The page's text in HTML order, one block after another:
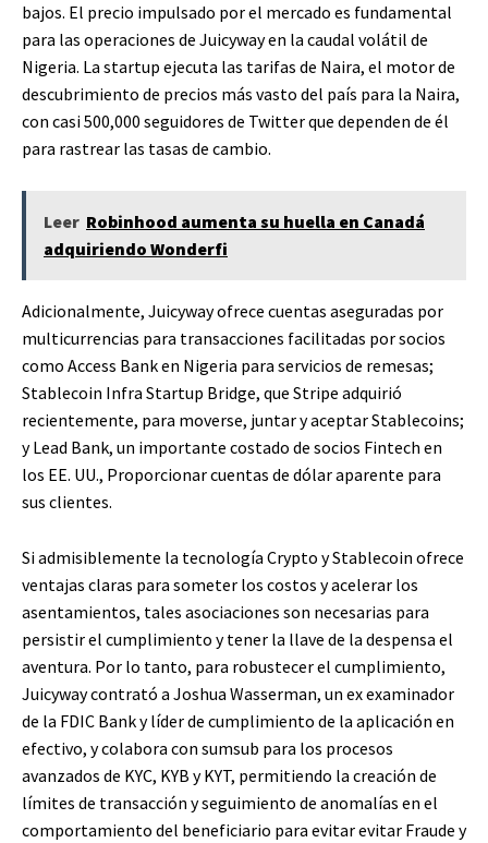
bajos. El precio impulsado por el mercado es fundamental
para las operaciones de Juicyway en la caudal volátil de
Nigeria. La startup ejecuta las tarifas de Naira, el motor de
descubrimiento de precios más vasto del país para la Naira,
con casi 500,000 seguidores de Twitter que dependen de él
para rastrear las tasas de cambio.
Leer Robinhood aumenta su huella en Canadá
adquiriendo Wonderfi
Adicionalmente, Juicyway ofrece cuentas aseguradas por
multicurrencias para transacciones facilitadas por socios
como Access Bank en Nigeria para servicios de remesas;
Stablecoin Infra Startup Bridge, que Stripe adquirió
recientemente, para moverse, juntar y aceptar Stablecoins;
y Lead Bank, un importante costado de socios Fintech en
los EE. UU., Proporcionar cuentas de dólar aparente para
sus clientes.
Si admisiblemente la tecnología Crypto y Stablecoin ofrece
ventajas claras para someter los costos y acelerar los
asentamientos, tales asociaciones son necesarias para
persistir el cumplimiento y tener la llave de la despensa el
aventura. Por lo tanto, para robustecer el cumplimiento,
Juicyway contrató a Joshua Wasserman, un ex examinador
de la FDIC Bank y líder de cumplimiento de la aplicación en
efectivo, y colabora con sumsub para los procesos
avanzados de KYC, KYB y KYT, permitiendo la creación de
límites de transacción y seguimiento de anomalías en el
comportamiento del beneficiario para evitar evitar Fraude y